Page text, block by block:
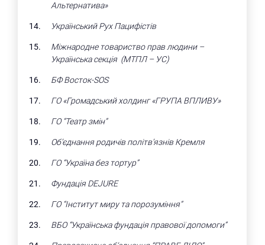
Альтернатива»
Український Рух Пацифістів
Міжнародне товариство прав людини –
Українська секція (МТПЛ – УС)
БФ Восток-SOS
ГО «Громадський холдинг «ГРУПА ВПЛИВУ»
ГО “Театр змін”
Об’єднання родичів політв’язнів Кремля
ГО “Україна без тортур”
Фундація DEJURE
ГО “Інститут миру та порозуміння”
ВБО “Українська фундація правової допомоги”